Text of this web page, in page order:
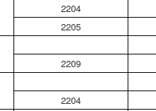
2204
2205
2209
2204